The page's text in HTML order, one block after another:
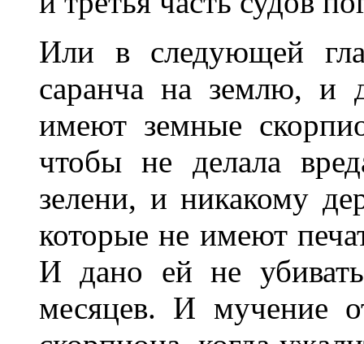
Или в следующей
саранча на землю, и
имеют земные
чтобы не делала
зелени, и никакому
которые не имеют
И дано ей не
месяцев. И мучение